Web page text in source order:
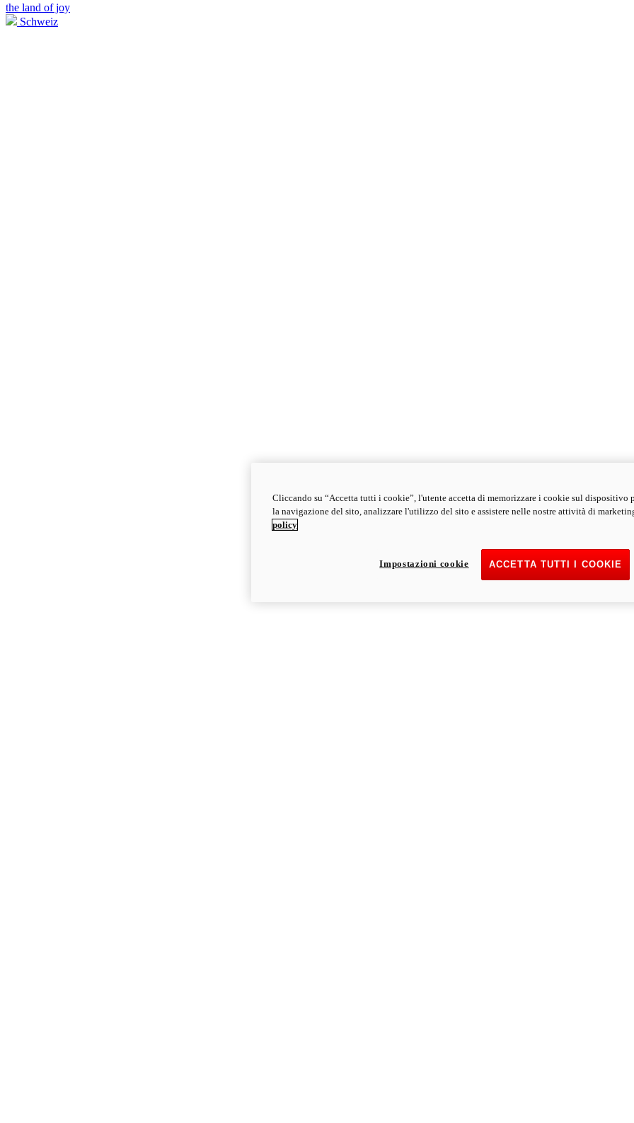
the land of joy
Schweiz
Cliccando su “Accetta tutti i cookie”, l'utente accetta di memorizzare i cookie sul dispositivo
la navigazione del sito, analizzare l'utilizzo del sito e assistere nelle nostre attività di
policy
ACCETTA TUTTI I COOKIE
Impostazioni cookie